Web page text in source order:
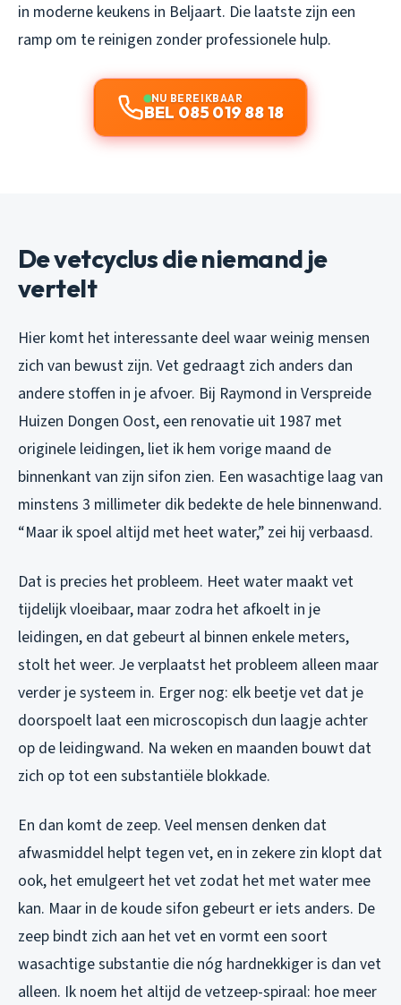
in moderne keukens in Beljaart. Die laatste zijn een
ramp om te reinigen zonder professionele hulp.
NU BEREIKBAAR
BEL 085 019 88 18
De vetcyclus die niemand je
vertelt
Hier komt het interessante deel waar weinig mensen
zich van bewust zijn. Vet gedraagt zich anders dan
andere stoffen in je afvoer. Bij Raymond in Verspreide
Huizen Dongen Oost, een renovatie uit 1987 met
originele leidingen, liet ik hem vorige maand de
binnenkant van zijn sifon zien. Een wasachtige laag van
minstens 3 millimeter dik bedekte de hele binnenwand.
“Maar ik spoel altijd met heet water,” zei hij verbaasd.
Dat is precies het probleem. Heet water maakt vet
tijdelijk vloeibaar, maar zodra het afkoelt in je
leidingen, en dat gebeurt al binnen enkele meters,
stolt het weer. Je verplaatst het probleem alleen maar
verder je systeem in. Erger nog: elk beetje vet dat je
doorspoelt laat een microscopisch dun laagje achter
op de leidingwand. Na weken en maanden bouwt dat
zich op tot een substantiële blokkade.
En dan komt de zeep. Veel mensen denken dat
afwasmiddel helpt tegen vet, en in zekere zin klopt dat
ook, het emulgeert het vet zodat het met water mee
kan. Maar in de koude sifon gebeurt er iets anders. De
zeep bindt zich aan het vet en vormt een soort
wasachtige substantie die nóg hardnekkiger is dan vet
alleen. Ik noem het altijd de vetzeep-spiraal: hoe meer